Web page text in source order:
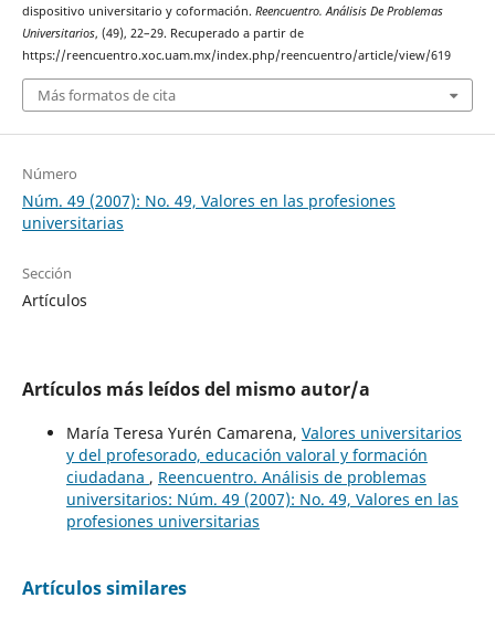
dispositivo universitario y coformación. Reencuentro. Análisis De Problemas
Universitarios, (49), 22–29. Recuperado a partir de
https://reencuentro.xoc.uam.mx/index.php/reencuentro/article/view/619
Más formatos de cita
Número
Núm. 49 (2007): No. 49, Valores en las profesiones
universitarias
Sección
Artículos
Artículos más leídos del mismo autor/a
María Teresa Yurén Camarena, Valores universitarios
y del profesorado, educación valoral y formación
ciudadana , Reencuentro. Análisis de problemas
universitarios: Núm. 49 (2007): No. 49, Valores en las
profesiones universitarias
Artículos similares